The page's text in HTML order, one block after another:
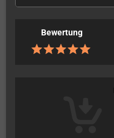
Bewertung